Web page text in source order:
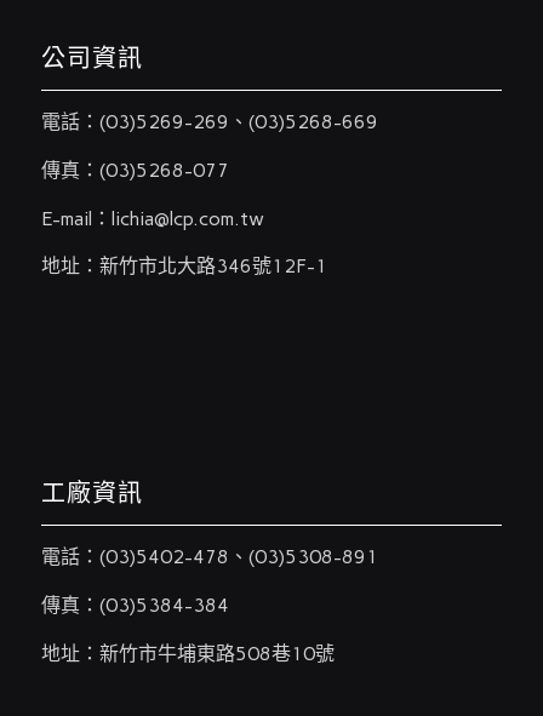
公司資訊
電話： (03)5269-269 、 (03)5268-669
傳真：(03)5268-077
E-mail： lichia@lcp.com.tw
地址：新竹市北大路346號12F-1
工廠資訊
電話： (03)5402-478 、 (03)5308-891
傳真：(03)5384-384
地址：新竹市牛埔東路508巷10號